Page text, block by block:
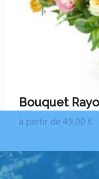
Bouquet
à partir de 49,00 €